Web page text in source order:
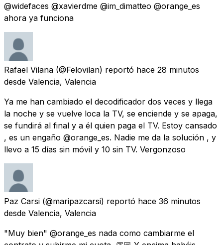
@widefaces @xavierdme @im_dimatteo @orange_es
ahora ya funciona
Rafael Vilana (@Felovilan) reportó hace 28 minutos
desde Valencia, Valencia
Ya me han cambiado el decodificador dos veces y llega
la noche y se vuelve loca la TV, se enciende y se apaga,
se fundirá al final y a él quien paga el TV. Estoy cansado
, es un engaño @orange_es. Nadie me da la solución , y
llevo a 15 días sin móvil y 10 sin TV. Vergonzoso
Paz Carsi (@maripazcarsi) reportó hace 36 minutos
desde Valencia, Valencia
"Muy bien" @orange_es nada como cambiarme el